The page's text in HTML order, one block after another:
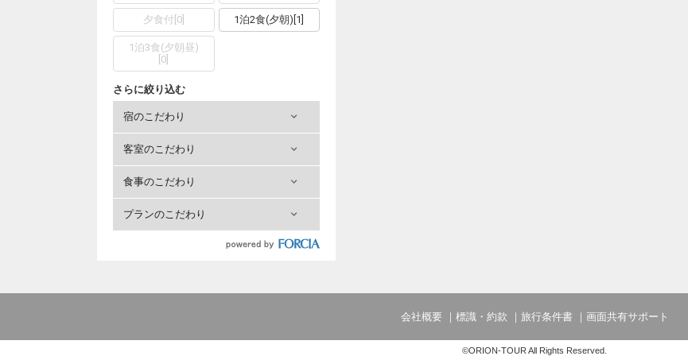
夕食付 0] 1泊2食(夕朝) 1
1泊3食(夕朝昼)
0
さらに絞り込む
宿のこだわり
客室のこだわり
食事のこだわり
プランのこだわり
会社概要 標識・約款 旅行条件書 画面共有サポート
©ORION-TOUR All Rights Reserved.